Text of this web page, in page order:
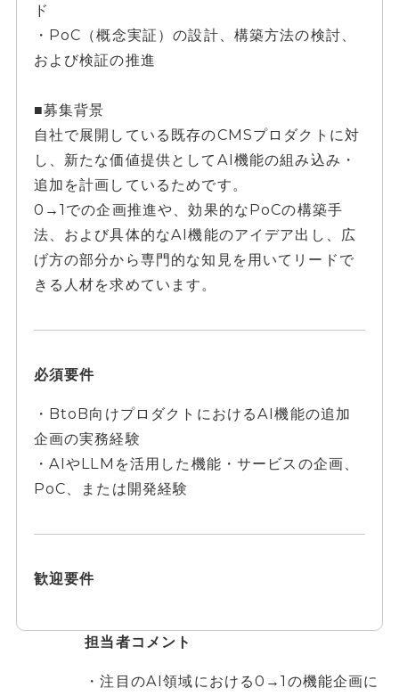
ド
・PoC（概念実証）の設計、構築方法の検討、
および検証の推進
■募集背景
自社で展開している既存のCMSプロダクトに対
し、新たな価値提供としてAI機能の組み込み・
追加を計画しているためです。
0→1での企画推進や、効果的なPoCの構築手
法、および具体的なAI機能のアイデア出し、広
げ方の部分から専門的な知見を用いてリードで
きる人材を求めています。
必須要件
・BtoB向けプロダクトにおけるAI機能の追加
企画の実務経験
・AIやLLMを活用した機能・サービスの企画、
PoC、または開発経験
歓迎要件
担当者コメント
・注目のAI領域における0→1の機能企画に